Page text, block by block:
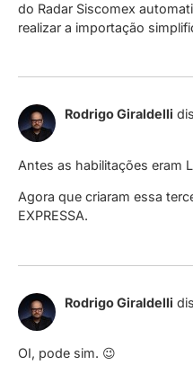
do Radar Siscomex
realizar a importação
Rodrigo Giraldelli
Antes as habilitações eram
Agora que criaram essa
EXPRESSA.
Rodrigo Giraldelli
OI, pode sim. 😉